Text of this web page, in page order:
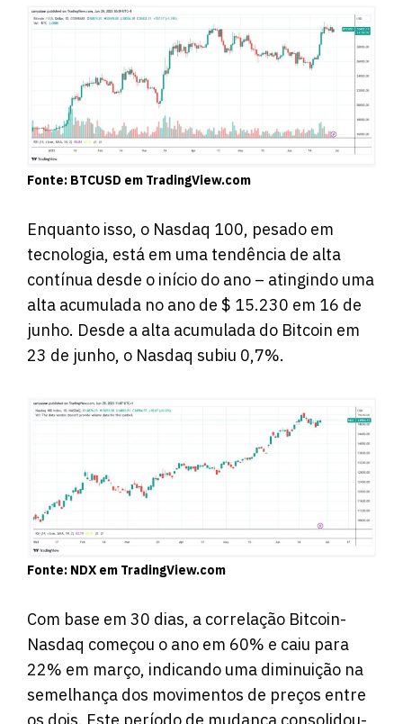
Fonte: BTCUSD em TradingView.com
Enquanto isso, o Nasdaq 100, pesado em
tecnologia, está em uma tendência de alta
contínua desde o início do ano – atingindo uma
alta acumulada no ano de $ 15.230 em 16 de
junho. Desde a alta acumulada do Bitcoin em
23 de junho, o Nasdaq subiu 0,7%.
Fonte: NDX em TradingView.com
Com base em 30 dias, a correlação Bitcoin-
Nasdaq começou o ano em 60% e caiu para
22% em março, indicando uma diminuição na
semelhança dos movimentos de preços entre